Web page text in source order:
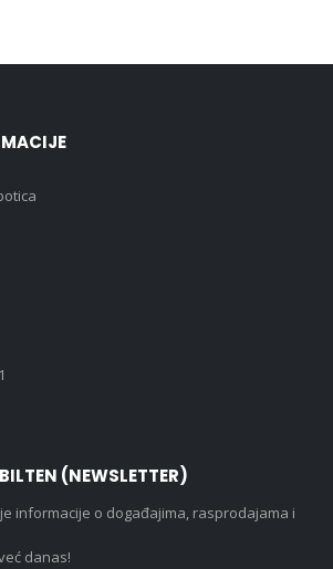
(NEWSLETTER)
informacije o događajima, rasprodajama i
danas!